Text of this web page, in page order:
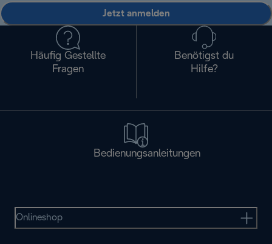
Jetzt anmelden
Häufig Gestellte
Fragen
Benötigst du
Hilfe?
Bedienungsanleitungen
Onlineshop